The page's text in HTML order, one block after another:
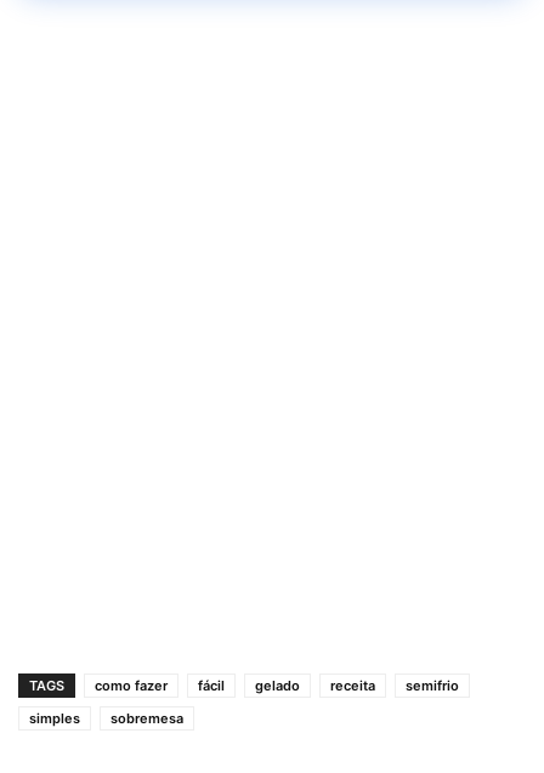
TAGS como fazer fácil gelado receita
semifrio
simples
sobremesa